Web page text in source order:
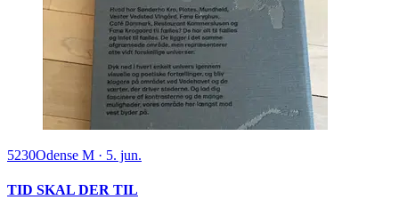
5230Odense M · 5. jun.
TID SKAL DER TIL